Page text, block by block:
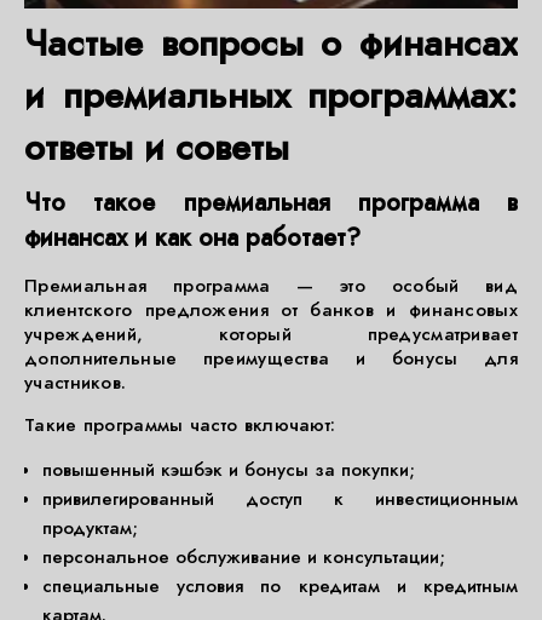
Частые вопросы о финансах
и премиальных программах:
ответы и советы
Что такое премиальная программа в
финансах и как она работает?
Премиальная программа — это особый вид
клиентского предложения от банков и финансовых
учреждений, который предусматривает
дополнительные преимущества и бонусы для
участников.
Такие программы часто включают:
повышенный кэшбэк и бонусы за покупки;
привилегированный доступ к инвестиционным
продуктам;
персональное обслуживание и консультации;
специальные условия по кредитам и кредитным